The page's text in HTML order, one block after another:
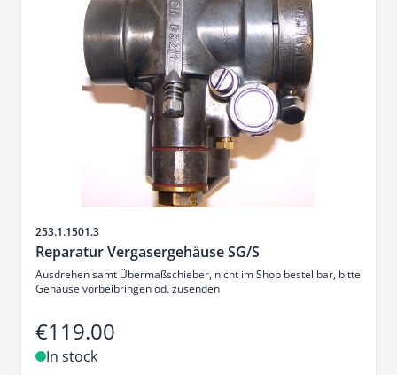
Sku
253.1.1501.3
Reparatur Vergasergehäuse SG/S
Ausdrehen samt Übermaßschieber, nicht im Shop bestellbar, bitte
Gehäuse vorbeibringen od. zusenden
€119.00
In stock